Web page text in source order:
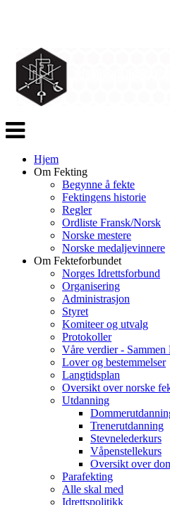
Veksle
navigasjon
Hjem
Om Fekting
Begynne å fekte
Fektingens historie
Regler
Ordliste Fransk/Norsk
Norske mestere
Norske medaljevinnere
Om Fekteforbundet
Norges Idrettsforbund
Organisering
Administrasjon
Styret
Komiteer og utvalg
Protokoller
Våre verdier - Sammen
Lover og bestemmelser
Langtidsplan
Oversikt over norske
Utdanning
Trenerutdanning
Stevnelederkurs
Våpenstellekurs
Oversikt over
Parafekting
Alle skal med
Idrettspolitikk